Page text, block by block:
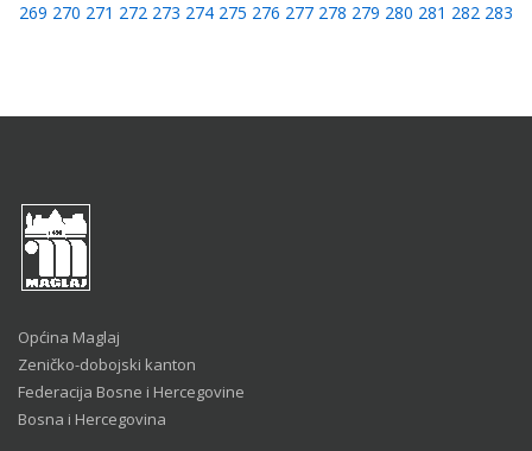
269 270 271 272 273 274 275 276 277 278 279 280 281 282 283
Općina Maglaj
Zeničko-dobojski kanton
Federacija Bosne i Hercegovine
Bosna i Hercegovina